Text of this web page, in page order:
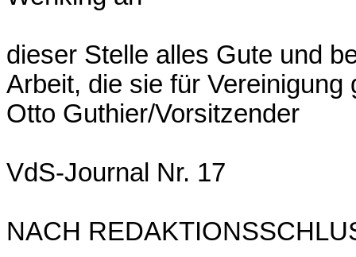
dieser Stelle alles Gute und
Arbeit, die sie für Vereinigung
Otto Guthier/Vorsitzender
VdS-Journal Nr. 17
NACH